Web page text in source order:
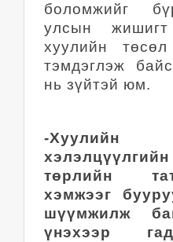
боломжийг
улсын
хуулийн
тэмдэглэж
нь зүйтэй юм.
-
төрлийн
хэмжээг
шүүмжилж
үнэхээр